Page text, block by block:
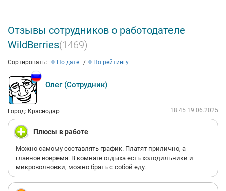
Отзывы сотрудников о работодателе
WildBerries(1469)
Сортировать: По дате По рейтингу
Олег (Сотрудник)
Город: Краснодар 18:45 19.06.2025
Плюсы в работе
Можно самому составлять график. Платят прилично, а
главное вовремя. В комнате отдыха есть холодильники и
микроволновки, можно брать с собой еду.